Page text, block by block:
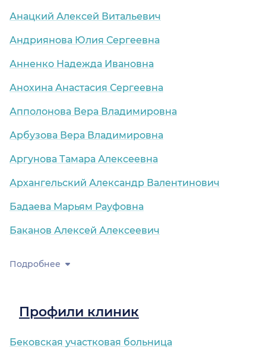
Анацкий Алексей Витальевич
Андриянова Юлия Сергеевна
Анненко Надежда Ивановна
Анохина Анастасия Сергеевна
Апполонова Вера Владимировна
Арбузова Вера Владимировна
Аргунова Тамара Алексеевна
Архангельский Александр Валентинович
Бадаева Марьям Рауфовна
Баканов Алексей Алексеевич
Подробнее
Профили клиник
Бековская участковая больница